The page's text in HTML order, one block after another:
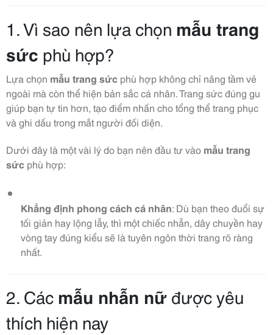
1. Vì sao nên lựa chọn mẫu trang
sức phù hợp?
Lựa chọn mẫu trang sức phù hợp không chỉ nâng tầm vẻ
ngoài mà còn thể hiện bản sắc cá nhân. Trang sức đúng gu
giúp bạn tự tin hơn, tạo điểm nhấn cho tổng thể trang phục
và ghi dấu trong mắt người đối diện.
Dưới đây là một vài lý do bạn nên đầu tư vào mẫu trang
sức phù hợp:
Khẳng định phong cách cá nhân: Dù bạn theo đuổi sự
tối giản hay lộng lẫy, thì một chiếc nhẫn, dây chuyền hay
vòng tay đúng kiểu sẽ là tuyên ngôn thời trang rõ ràng
nhất.
2. Các mẫu nhẫn nữ được yêu
thích hiện nay